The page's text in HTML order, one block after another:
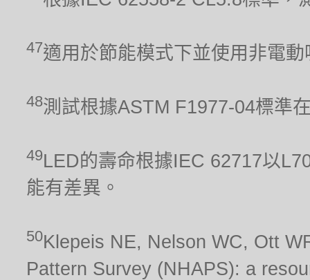
47適用於節能模式下並使用非電動
48測試根據ASTM F1977-04標準
49LED的壽命根據IEC 62717以
能有差異。
50Klepeis NE, Nelson WC, Ott
Pattern Survey (NHAPS): a